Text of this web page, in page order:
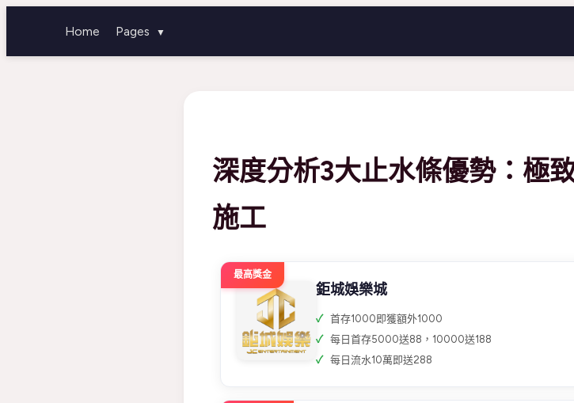
Home Pages ▼
深度分析3大止水條優勢：極
施工
最高獎金
鉅城娛樂城
首存1000即獲額外1000
每日首存5000送88，10000送188
每日流水10萬即送288